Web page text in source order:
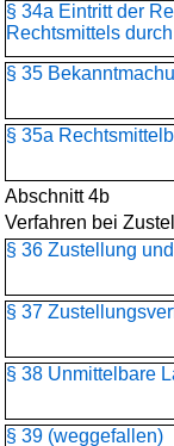
§ 34a Eintritt der
Rechtsmittels
§ 35
§ 35a
Abschnitt 4b
Verfahren bei
§ 36 Zustellung
§ 37
§ 38 Unmittelbare
§ 39 (weggefallen)